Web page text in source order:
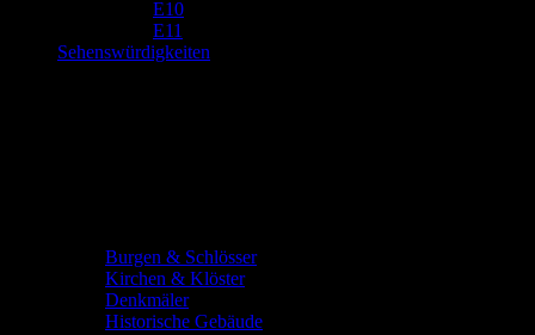
E10
E11
Sehenswürdigkeiten
Burgen & Schlösser
Kirchen & Klöster
Denkmäler
Historische Gebäude